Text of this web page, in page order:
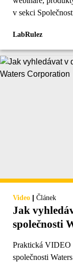
v sekci
LabRulez
Video | Článek
Jak
společnosti
Praktická VIDEO
společnosti